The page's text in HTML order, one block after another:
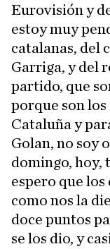
Eurovisión y
estoy muy
catalanas, del
Garriga, y del
partido, que
porque son
Cataluña y
Golan, no soy
domingo, hoy,
espero que los
como nos la
doce puntos
se los dio, y